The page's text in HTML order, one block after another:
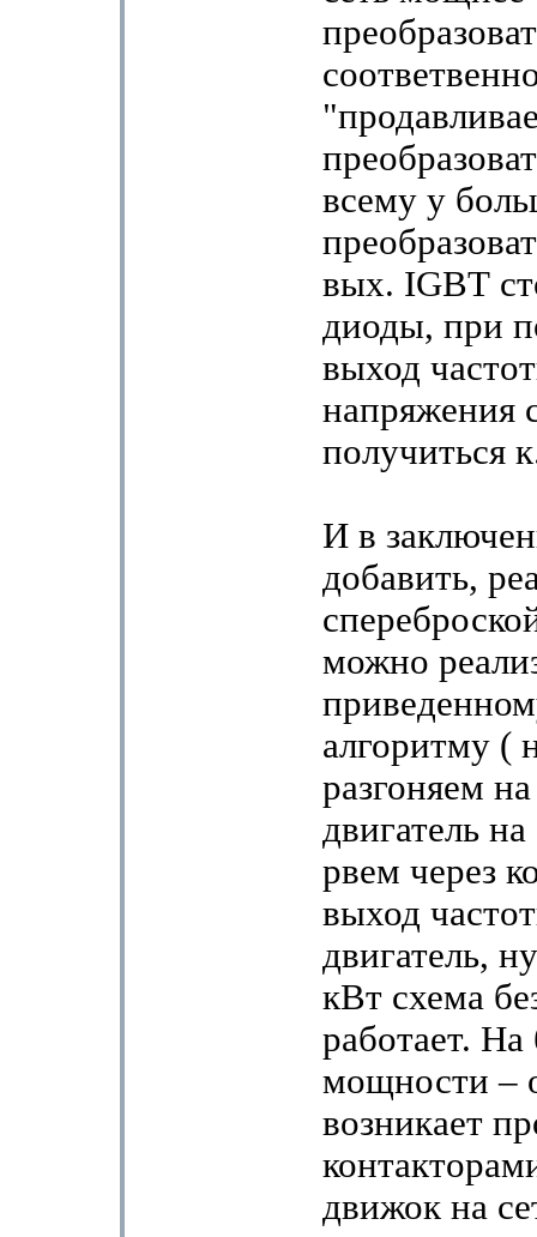
всему у
вых. IGBТ
диоды, при
выход
напряжения
получиться
И в
добавить,
можно
алгоритму (
разгоняем
двигатель
рвем через
выход
двигатель,
кВт схема
работает.
мощности –
возникает
движок на